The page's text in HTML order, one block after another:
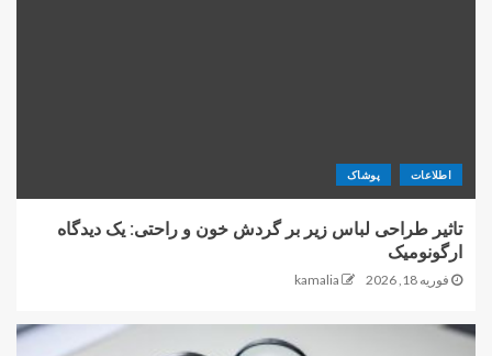
اطلاعات پوشاک
تاثیر طراحی لباس زیر بر گردش خون و راحتی: یک دیدگاه
ارگونومیک
فوریه 18, 2026 kamalia